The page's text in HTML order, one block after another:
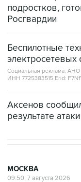
подростков,
Росгвардии
Беспилотные
электросетевых
Социальная реклама,
ИНН 7725383515 Erid:
Аксенов
результате
МОСКВА
09:50, 7 августа 2026